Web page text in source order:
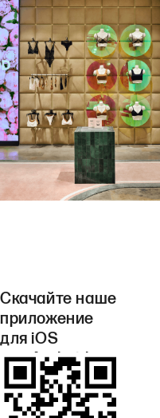
Скачайте наше
приложение
для iOS
или Android.